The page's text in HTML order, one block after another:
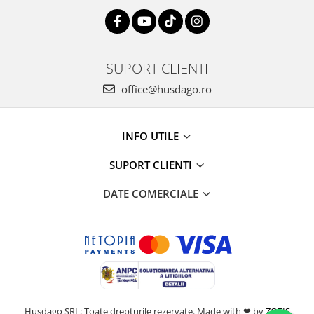
Costume de ploaie impermeabile
Jachete / Bluze salopeta
Sorturi impermeabile
Pantaloni de lucru in talie
SUPORT CLIENTI
office@husdago.ro
INFO UTILE
SUPORT CLIENTI
DATE COMERCIALE
Husdago SRL; Toate drepturile rezervate. Made with ❤ byZOTIS